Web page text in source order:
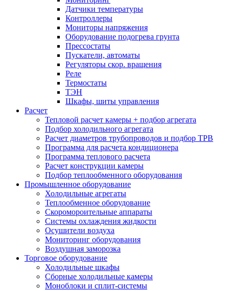
Датчики температуры
Контроллеры
Мониторы напряжения
Оборудование подогрева грунта
Прессостаты
Пускатели, автоматы
Регуляторы скор. вращения
Реле
Термостаты
ТЭН
Шкафы, шиты управления
Расчет
Тепловой расчет камеры + подбор агрегата
Подбор холодильного агрегата
Расчет диаметров трубопроводов и подбор ТРВ
Программа для расчета кондиционера
Программа теплового расчета
Расчет конструкции камеры
Подбор теплообменного оборудования
Промышленное оборудование
Холодильные агрегаты
Теплообменное оборудование
Скоромороительные аппараты
Системы охлаждения жидкости
Осушители воздуха
Мониторинг оборудования
Воздушная заморозка
Торговое оборудование
Холодильные шкафы
Сборные холодильные камеры
Моноблоки и сплит-системы